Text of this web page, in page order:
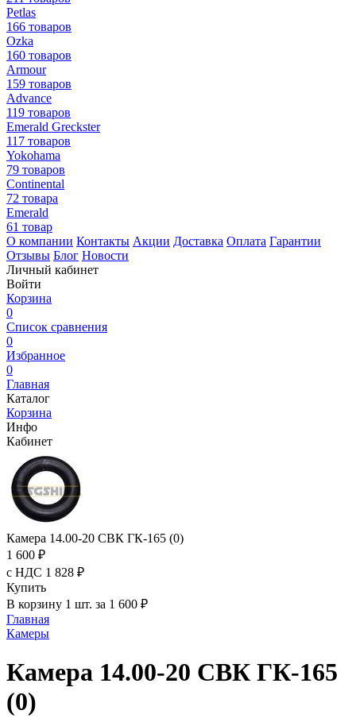
Petlas
166 товаров
Ozka
160 товаров
Armour
159 товаров
Advance
119 товаров
Emerald Greckster
117 товаров
Yokohama
79 товаров
Continental
72 товара
Emerald
61 товар
О компании Контакты Акции Доставка Оплата Гарантии
Отзывы Блог Новости
Личный кабинет
Войти
Корзина
0
Список сравнения
0
Избранное
0
Главная
Каталог
Корзина
Инфо
Кабинет
Камера 14.00-20 СВК ГК-165 (0)
1 600 ₽
с НДС 1 828 ₽
Купить
В корзину 1 шт. за 1 600 ₽
Главная
Камеры
Камера 14.00-20 СВК ГК-165
(0)